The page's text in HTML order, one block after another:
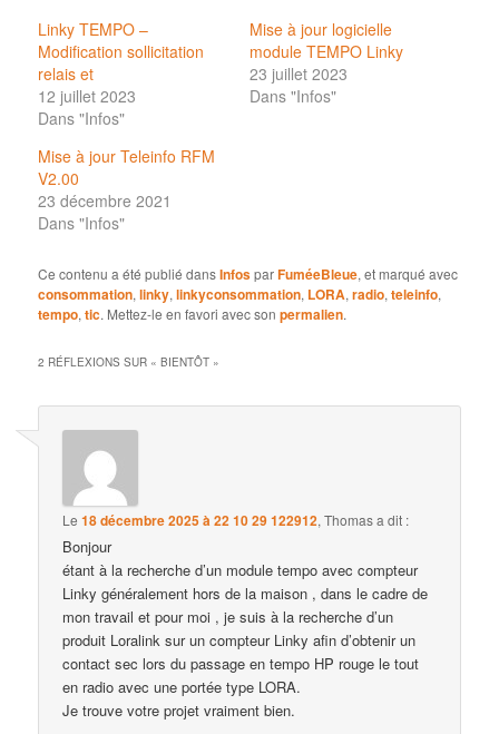
Linky TEMPO –
Modification sollicitation
relais et
12 juillet 2023
Dans "Infos"
Mise à jour logicielle
module TEMPO Linky
23 juillet 2023
Dans "Infos"
Mise à jour Teleinfo RFM
V2.00
23 décembre 2021
Dans "Infos"
Ce contenu a été publié dansInfosparFuméeBleue, et marqué avec
consommation,linky,linkyconsommation, LORA,radio,teleinfo,
tempo,tic. Mettez-le en favori avec sonpermalien.
2 RÉFLEXIONS SUR «BIENTÔT »
Le18 décembre 2025 à 22 10 29 122912,Thomasa dit :
Bonjour
étant à la recherche d’un module tempo avec compteur
Linky généralement hors de la maison , dans le cadre de
mon travail et pour moi , je suis à la recherche d’un
produit Loralink sur un compteur Linky afin d’obtenir un
contact sec lors du passage en tempo HP rouge le tout
en radio avec une portée type LORA.
Je trouve votre projet vraiment bien.